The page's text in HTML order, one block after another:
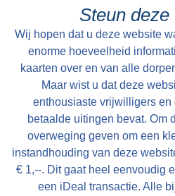
en kan alsdan vry van
worden aangevaard.
heer Grietman Vegelin
kerk heeft zes
gemaakt door Ype Staak,
glazenier uit Sneek. Dat
staat bewaard zijn
iets over de moeilijke
Goingarijp in de 18e
staat de markante
Salvatorklok die in 1527
Gerhardus van Wou uit
Steun deze
Wij hopen dat u deze website
enorme hoeveelheid
kaarten over en van alle
Maar wist u dat deze
enthousiaste vrijwilligers en
betaalde uitingen bevat. Om
overweging geven om een
instandhouding van deze
€ 1,--. Dit gaat heel eenvoudig
een iDeal transactie. Alle